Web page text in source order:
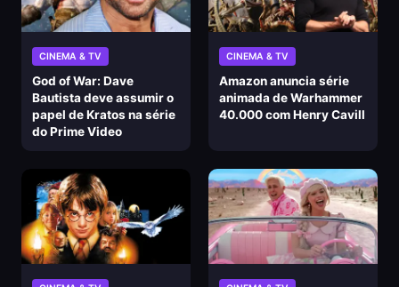
CINEMA & TV
God of War: Dave
Bautista deve assumir o
papel de Kratos na série
do Prime Video
CINEMA & TV
Amazon anuncia série
animada de Warhammer
40.000 com Henry Cavill